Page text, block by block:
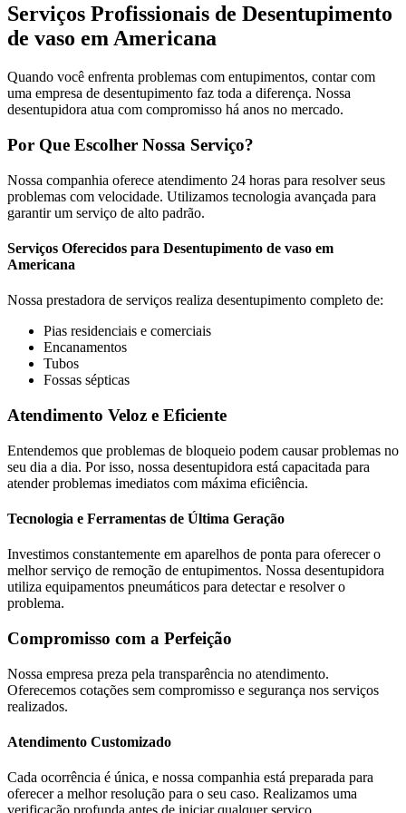
Serviços Profissionais de Desentupimento
de vaso em Americana
Quando você enfrenta problemas com entupimentos, contar com
uma empresa de desentupimento faz toda a diferença. Nossa
desentupidora atua com compromisso há anos no mercado.
Por Que Escolher Nossa Serviço?
Nossa companhia oferece atendimento 24 horas para resolver seus
problemas com velocidade. Utilizamos tecnologia avançada para
garantir um serviço de alto padrão.
Serviços Oferecidos para Desentupimento de vaso em
Americana
Nossa prestadora de serviços realiza desentupimento completo de:
Pias residenciais e comerciais
Encanamentos
Tubos
Fossas sépticas
Atendimento Veloz e Eficiente
Entendemos que problemas de bloqueio podem causar problemas no
seu dia a dia. Por isso, nossa desentupidora está capacitada para
atender problemas imediatos com máxima eficiência.
Tecnologia e Ferramentas de Última Geração
Investimos constantemente em aparelhos de ponta para oferecer o
melhor serviço de remoção de entupimentos. Nossa desentupidora
utiliza equipamentos pneumáticos para detectar e resolver o
problema.
Compromisso com a Perfeição
Nossa empresa preza pela transparência no atendimento.
Oferecemos cotações sem compromisso e segurança nos serviços
realizados.
Atendimento Customizado
Cada ocorrência é única, e nossa companhia está preparada para
oferecer a melhor resolução para o seu caso. Realizamos uma